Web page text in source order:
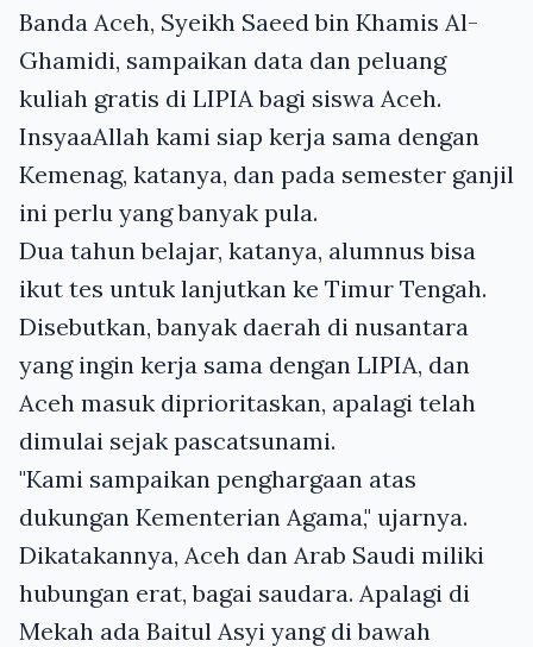
Banda Aceh, Syeikh Saeed bin Khamis Al-
Ghamidi, sampaikan data dan peluang
kuliah gratis di LIPIA bagi siswa Aceh.
InsyaaAllah kami siap kerja sama dengan
Kemenag, katanya, dan pada semester ganjil
ini perlu yang banyak pula.
Dua tahun belajar, katanya, alumnus bisa
ikut tes untuk lanjutkan ke Timur Tengah.
Disebutkan, banyak daerah di nusantara
yang ingin kerja sama dengan LIPIA, dan
Aceh masuk diprioritaskan, apalagi telah
dimulai sejak pascatsunami.
"Kami sampaikan penghargaan atas
dukungan Kementerian Agama," ujarnya.
Dikatakannya, Aceh dan Arab Saudi miliki
hubungan erat, bagai saudara. Apalagi di
Mekah ada Baitul Asyi yang di bawah